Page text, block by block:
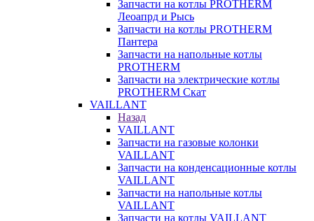
Запчасти на котлы PROTHERM
Леоапрд и Рысь
Запчасти на котлы PROTHERM
Пантера
Запчасти на напольные котлы
PROTHERM
Запчасти на электрические котлы
PROTHERM Скат
VAILLANT
Назад
VAILLANT
Запчасти на газовые колонки
VAILLANT
Запчасти на конденсационные котлы
VAILLANT
Запчасти на напольные котлы
VAILLANT
Запчасти на котлы VAILLANT